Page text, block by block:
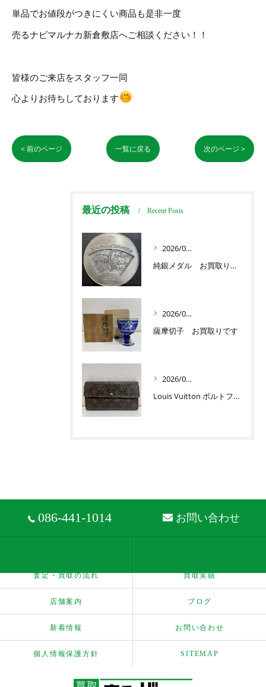
単品でお値段がつきにくい商品も是非一度
売るナビマルナカ新倉敷店へご相談ください！！
皆様のご来店をスタッフ一同
心よりお待ちしております
< 前のページ 一覧に戻る 次のページ >
最近の投稿 Recent Posts
2026/07/03
純銀メダル お買取りです
2026/07/01
薩摩切子 お買取りです
2026/06/30
Louis Vuitton ポルトフォイユ サラ お買取りです
086-441-1014 お問い合わせ
査定・買取の流れ 買取実績
店舗案内 ブログ
新着情報 お問い合わせ
個人情報保護方針 SITEMAP